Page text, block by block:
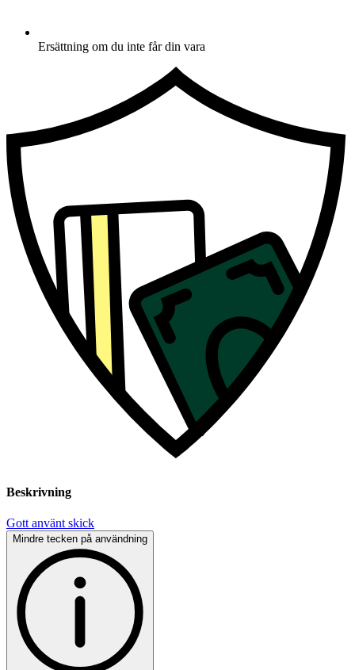
Ersättning om du inte får din vara
Beskrivning
Gott använt skick
Mindre tecken på användning